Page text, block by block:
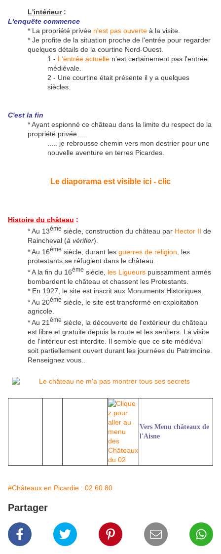
L'intérieur:
L'enquête commence
* La propriété privée n'est pas ouverte à la visite.
* Je profite de la situation proche de l'entrée pour regarder
quelques détails de la courtine Nord-Ouest.
1 - L'entrée actuelle n'est certainement pas l'entrée
médiévale.
2 - Une courtine était présente il y a quelques
siècles.
C'est la fin
* Ayant espionné ce château dans la limite du respect de la
propriété privée.....
..... je rebrousse chemin vers mon destrier pour une
nouvelle aventure en terres Picardes.
Le diaporama est visible ici - clic
Histoire du château :
* Au 13ème siècle, construction du château par Hector II de
Raincheval (à vérifier).
* Au 16ème siècle, durant les guerres de religion , les
protestants se réfugient dans le château.
* A la fin du 16ème siècle, les Ligueurs puissamment armés
bombardent le château et chassent les Protestants.
* En 1927, le site est inscrit aux Monuments Historiques.
* Au 20ème siècle, le site est transformé en exploitation
agricole.
* Au 21 ème siècle, la découverte de l'extérieur du château
est libre et gratuite depuis la route et les sentiers. La visite
de l'intérieur est interdite. Il semble que ce site médiéval
soit partiellement ouvert durant les journées du Patrimoine.
Renseignez vous..
Vers Menu châteaux de
l'Aisne
#Châteaux en Picardie : 02 60 80
Partager